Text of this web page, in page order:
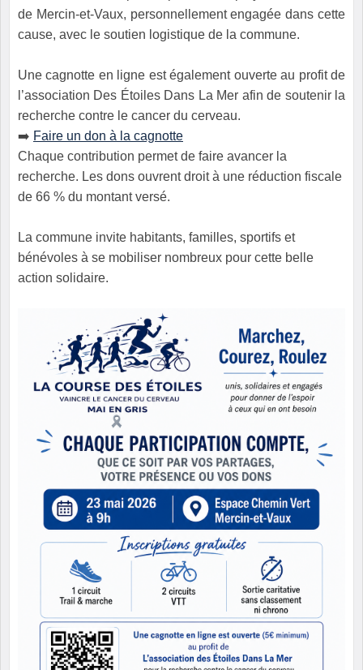
de Mercin-et-Vaux, personnellement engagée dans cette
cause, avec le soutien logistique de la commune.
Une cagnotte en ligne est également ouverte au profit de
l’association Des Étoiles Dans La Mer afin de soutenir la
recherche contre le cancer du cerveau.
➡️ Faire un don à la cagnotte
Chaque contribution permet de faire avancer la
recherche. Les dons ouvrent droit à une réduction fiscale
de 66 % du montant versé.
La commune invite habitants, familles, sportifs et
bénévoles à se mobiliser nombreux pour cette belle
action solidaire.